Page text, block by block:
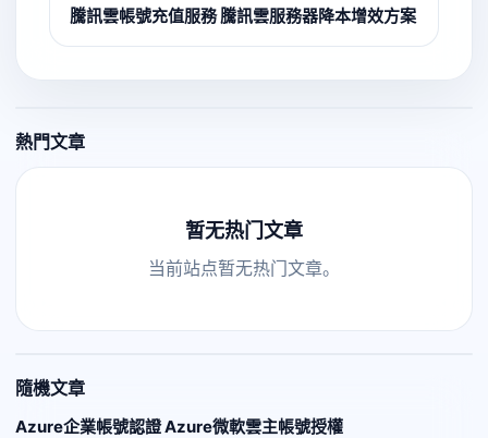
騰訊雲帳號充值服務 騰訊雲服務器降本增效方案
熱門文章
暂无热门文章
当前站点暂无热门文章。
隨機文章
Azure企業帳號認證 Azure微軟雲主帳號授權